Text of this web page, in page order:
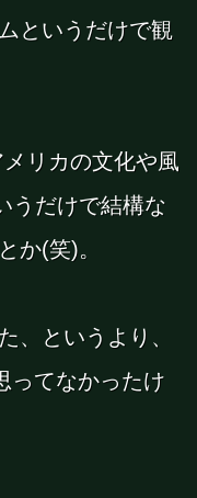
というだけで観
リカの文化や風
うだけで結構な
か(笑)。
、というより、
ってなかったけ